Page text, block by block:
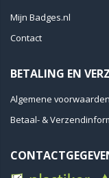
Mijn Badges.nl
Contact
BETALING EN
Algemene voorwaarden
Betaal- &